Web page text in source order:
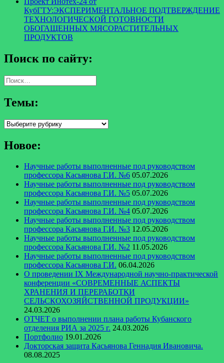
КубГТУ:ЭКСПЕРИМЕНТАЛЬНОЕ ПОДТВЕРЖДЕНИЕ
ТЕХНОЛОГИЧЕСКОЙ ГОТОВНОСТИ
ОБОГАЩЕННЫХ МЯСОРАСТИТЕЛЬНЫХ
ПРОДУКТОВ
Поиск по сайту:
Найти:
Темы:
Темы:
Новое:
Научные работы выполненные под руководством
профессора Касьянова Г.И. №6 05.07.2026
Научные работы выполненные под руководством
профессора Касьянова Г.И. №5 05.07.2026
Научные работы выполненные под руководством
профессора Касьянова Г.И. №4 05.07.2026
Научные работы выполненные под руководством
профессора Касьянова Г.И. №3 12.05.2026
Научные работы выполненные под руководством
профессора Касьянова Г.И. №2 11.05.2026
Научные работы выполненные под руководством
профессора Касьянова Г.И. 06.04.2026
О проведении IX Международной научно-практической
конференции «СОВРЕМЕННЫЕ АСПЕКТЫ
ХРАНЕНИЯ И ПЕРЕРАБОТКИ
СЕЛЬСКОХОЗЯЙСТВЕННОЙ ПРОДУКЦИИ»
24.03.2026
ОТЧЕТ о выполнении плана работы Кубанского
отделения РИА за 2025 г. 24.03.2026
Портфолио 19.01.2026
Докторская защита Касьянова Геннадия Ивановича.
08.08.2025